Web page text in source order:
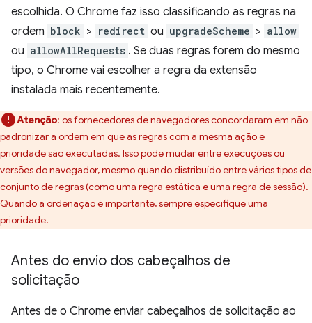
escolhida. O Chrome faz isso classificando as regras na
ordem block > redirect ou upgradeScheme > allow
ou allowAllRequests . Se duas regras forem do mesmo
tipo, o Chrome vai escolher a regra da extensão
instalada mais recentemente.
Atenção: os fornecedores de navegadores concordaram em não
padronizar a ordem em que as regras com a mesma ação e
prioridade são executadas. Isso pode mudar entre execuções ou
versões do navegador, mesmo quando distribuído entre vários tipos de
conjunto de regras (como uma regra estática e uma regra de sessão).
Quando a ordenação é importante, sempre especifique uma
prioridade.
Antes do envio dos cabeçalhos de
solicitação
Antes de o Chrome enviar cabeçalhos de solicitação ao